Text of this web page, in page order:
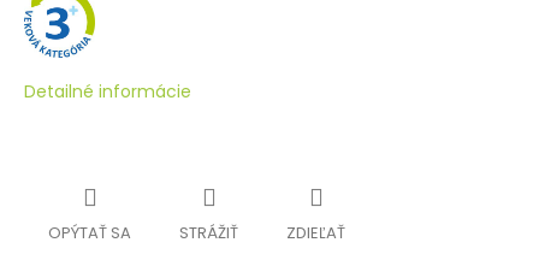
Detailné informácie
OPÝTAŤ SA STRÁŽIŤ ZDIEĽAŤ